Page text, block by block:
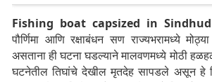
Fishing boat capsized in
पौर्णिमा आणि रक्षाबंधन सण राज्यभरामध्ये
असताना ही घटना घडल्याने मालवणमध्ये मोठी
घटनेतील तिघांचे देखील मृतदेह सापडले असून हे